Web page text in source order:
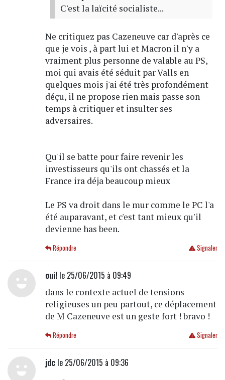
C'est la laïcité socialiste...
Ne critiquez pas Cazeneuve car d'après ce
que je vois , à part lui et Macron il n'y a
vraiment plus personne de valable au PS,
moi qui avais été séduit par Valls en
quelques mois j'ai été très profondément
déçu, il ne propose rien mais passe son
temps à critiquer et insulter ses
adversaires.
Qu'il se batte pour faire revenir les
investisseurs qu'ils ont chassés et la
France ira déja beaucoup mieux
Le PS va droit dans le mur comme le PC l'a
été auparavant, et c'est tant mieux qu'il
devienne has been.
Signaler
Répondre
oui!le 25/06/2015 à 09:49
dans le contexte actuel de tensions
religieuses un peu partout, ce déplacement
de M Cazeneuve est un geste fort ! bravo !
Signaler
Répondre
jdcle 25/06/2015 à 09:36